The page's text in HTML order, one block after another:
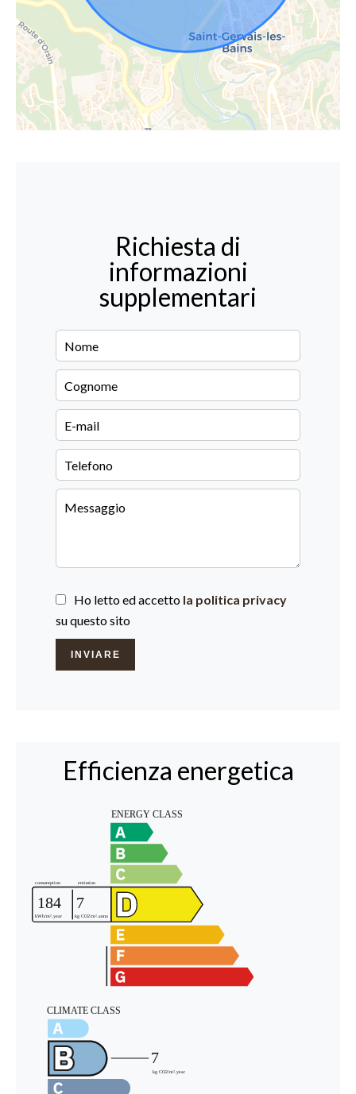
Richiesta di
informazioni
supplementari
Ho letto ed accetto la politica privacy
su questo sito
INVIARE
Efficienza energetica